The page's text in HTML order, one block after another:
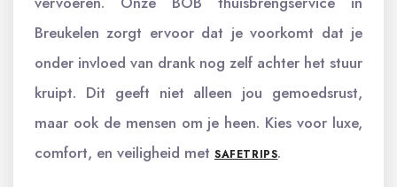
Breukelen zorgt ervoor dat je voorkomt dat je
onder invloed van drank nog zelf achter het stuur
kruipt. Dit geeft niet alleen jou gemoedsrust,
maar ook de mensen om je heen. Kies voor luxe,
comfort, en veiligheid met SAFETRIPS.